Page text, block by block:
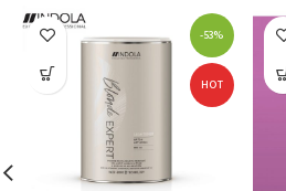
-53%
HOT